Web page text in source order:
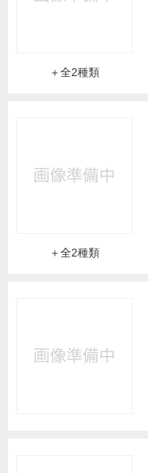
＋全2種類
＋全2種類